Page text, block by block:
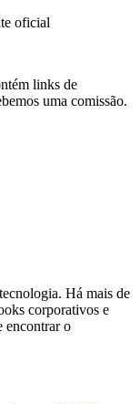
oficial
links de
uma comissão.
Há mais de
corporativos e
encontrar o